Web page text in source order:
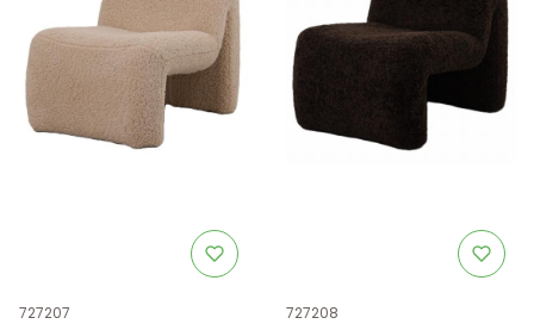
Kod produktu
727207 Kod produktu
727208